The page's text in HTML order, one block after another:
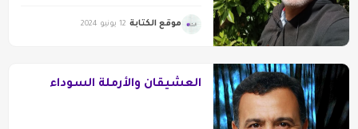
موقع الكتابة 12 يونيو 2024
العشيقان والأرملة السوداء